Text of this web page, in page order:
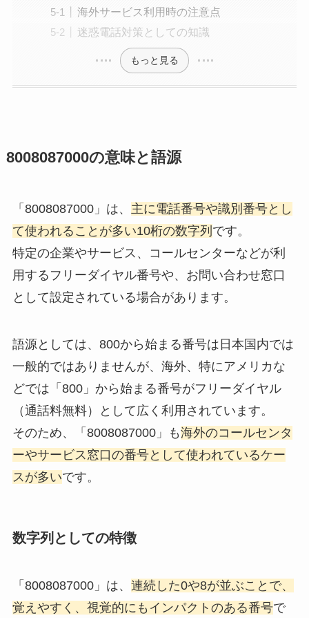
海外サービス利用時の注意点
迷惑電話対策としての知識
もっと見る
8008087000の意味と語源
「8008087000」は、 主に電話番号や識別番号とし
て使われることが多い10桁の数字列 です。
特定の企業やサービス、コールセンターなどが利
用するフリーダイヤル番号や、お問い合わせ窓口
として設定されている場合があります。
語源としては、800から始まる番号は日本国内では
一般的ではありませんが、海外、特にアメリカな
どでは「800」から始まる番号がフリーダイヤル
（通話料無料）として広く利用されています。
そのため、「8008087000」も海外のコールセンタ
ーやサービス窓口の番号として使われているケー
スが多いです。
数字列としての特徴
「8008087000」は、 連続した0や8が並ぶことで、
覚えやすく、視覚的にもインパクトのある番号で